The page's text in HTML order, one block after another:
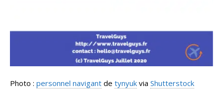
Photo : personnel navigant de tynyuk via Shutterstock